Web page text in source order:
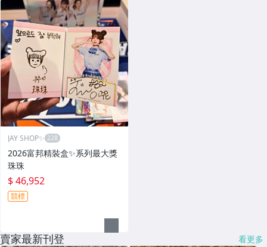
JAY SHOP✨
2026富邦精裝盒✨系列最大獎
珠珠
$ 46,952
競標
賣家最新刊登 看更多